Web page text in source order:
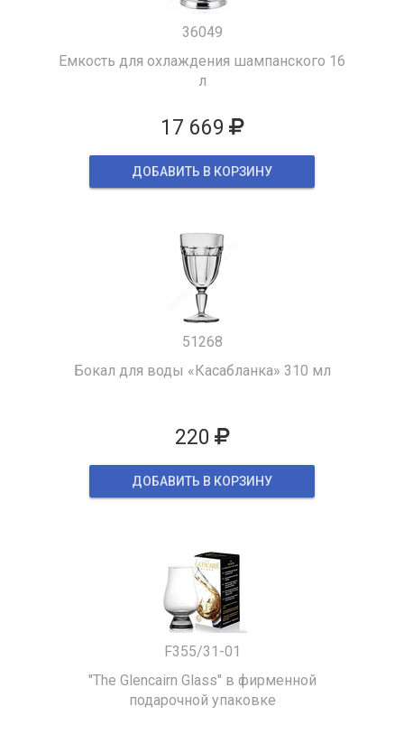
36049
Емкость для охлаждения шампанского 16
л
17 669
ДОБАВИТЬ В КОРЗИНУ
51268
Бокал для воды «Касабланка» 310 мл
220
ДОБАВИТЬ В КОРЗИНУ
F355/31-01
"The Glencairn Glass" в фирменной
подарочной упаковке